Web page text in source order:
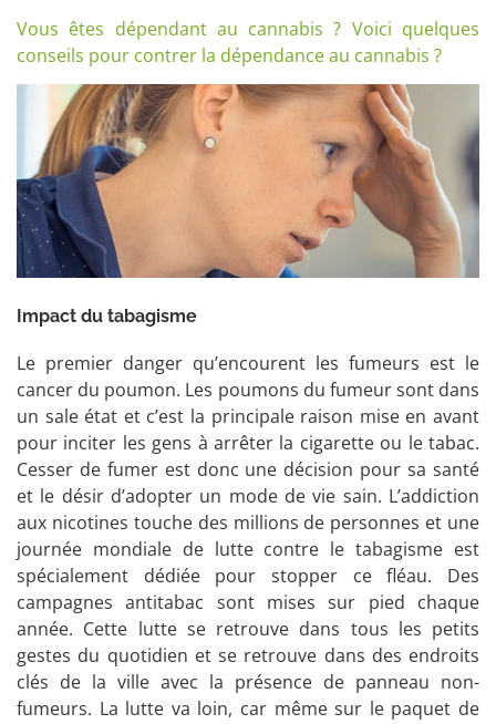
Vous êtes dépendant au cannabis ? Voici quelques
conseils pour contrer la dépendance au cannabis ?
Impact du tabagisme
Le premier danger qu’encourent les fumeurs est le
cancer du poumon. Les poumons du fumeur sont dans
un sale état et c’est la principale raison mise en avant
pour inciter les gens à arrêter la cigarette ou le tabac.
Cesser de fumer est donc une décision pour sa santé
et le désir d’adopter un mode de vie sain. L’addiction
aux nicotines touche des millions de personnes et une
journée mondiale de lutte contre le tabagisme est
spécialement dédiée pour stopper ce fléau. Des
campagnes antitabac sont mises sur pied chaque
année. Cette lutte se retrouve dans tous les petits
gestes du quotidien et se retrouve dans des endroits
clés de la ville avec la présence de panneau non-
fumeurs. La lutte va loin, car même sur le paquet de